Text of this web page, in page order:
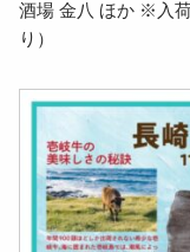
酒場 金八 ほか ※入
り）